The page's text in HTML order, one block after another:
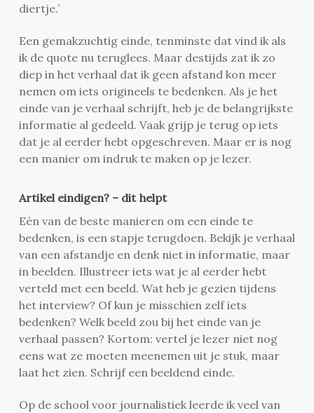
diertje.’
Een gemakzuchtig einde, tenminste dat vind ik als
ik de quote nu teruglees. Maar destijds zat ik zo
diep in het verhaal dat ik geen afstand kon meer
nemen om iets origineels te bedenken. Als je het
einde van je verhaal schrijft, heb je de belangrijkste
informatie al gedeeld. Vaak grijp je terug op iets
dat je al eerder hebt opgeschreven. Maar er is nog
een manier om indruk te maken op je lezer.
Artikel eindigen? – dit helpt
Eén van de beste manieren om een einde te
bedenken, is een stapje terugdoen. Bekijk je verhaal
van een afstandje en denk niet in informatie, maar
in beelden. Illustreer iets wat je al eerder hebt
verteld met een beeld. Wat heb je gezien tijdens
het interview? Of kun je misschien zelf iets
bedenken? Welk beeld zou bij het einde van je
verhaal passen? Kortom: vertel je lezer niet nog
eens wat ze moeten meenemen uit je stuk, maar
laat het zien. Schrijf een beeldend einde.
Op de school voor journalistiek leerde ik veel van